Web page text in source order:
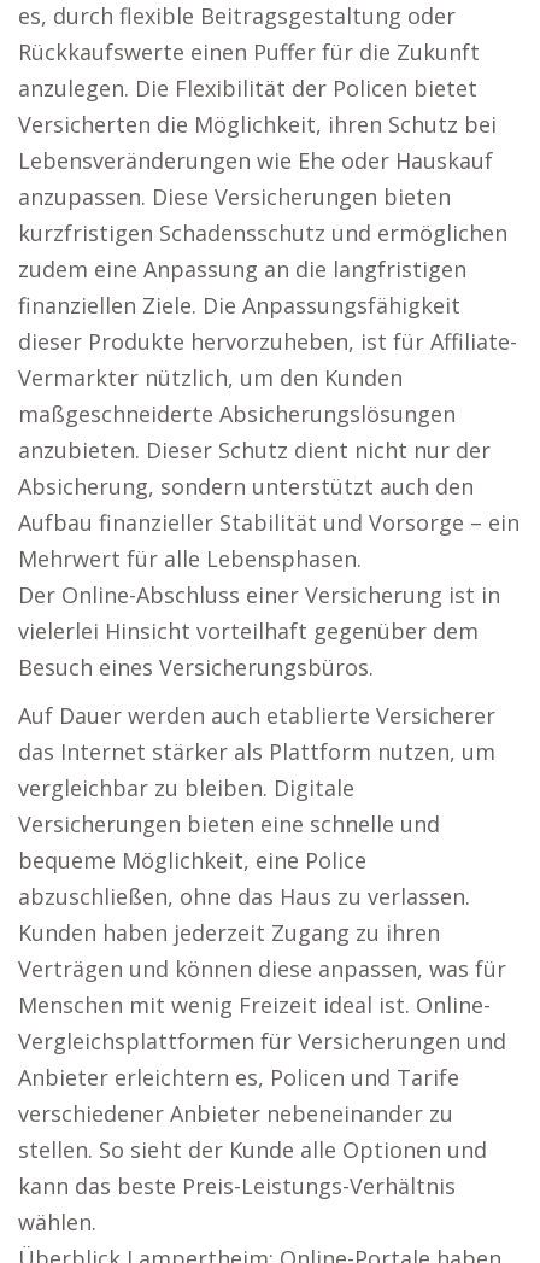
es, durch flexible Beitragsgestaltung oder
Rückkaufswerte einen Puffer für die Zukunft
anzulegen. Die Flexibilität der Policen bietet
Versicherten die Möglichkeit, ihren Schutz bei
Lebensveränderungen wie Ehe oder Hauskauf
anzupassen. Diese Versicherungen bieten
kurzfristigen Schadensschutz und ermöglichen
zudem eine Anpassung an die langfristigen
finanziellen Ziele. Die Anpassungsfähigkeit
dieser Produkte hervorzuheben, ist für Affiliate-
Vermarkter nützlich, um den Kunden
maßgeschneiderte Absicherungslösungen
anzubieten. Dieser Schutz dient nicht nur der
Absicherung, sondern unterstützt auch den
Aufbau finanzieller Stabilität und Vorsorge – ein
Mehrwert für alle Lebensphasen.
Der Online-Abschluss einer Versicherung ist in
vielerlei Hinsicht vorteilhaft gegenüber dem
Besuch eines Versicherungsbüros.
Auf Dauer werden auch etablierte Versicherer
das Internet stärker als Plattform nutzen, um
vergleichbar zu bleiben. Digitale
Versicherungen bieten eine schnelle und
bequeme Möglichkeit, eine Police
abzuschließen, ohne das Haus zu verlassen.
Kunden haben jederzeit Zugang zu ihren
Verträgen und können diese anpassen, was für
Menschen mit wenig Freizeit ideal ist. Online-
Vergleichsplattformen für Versicherungen und
Anbieter erleichtern es, Policen und Tarife
verschiedener Anbieter nebeneinander zu
stellen. So sieht der Kunde alle Optionen und
kann das beste Preis-Leistungs-Verhältnis
wählen.